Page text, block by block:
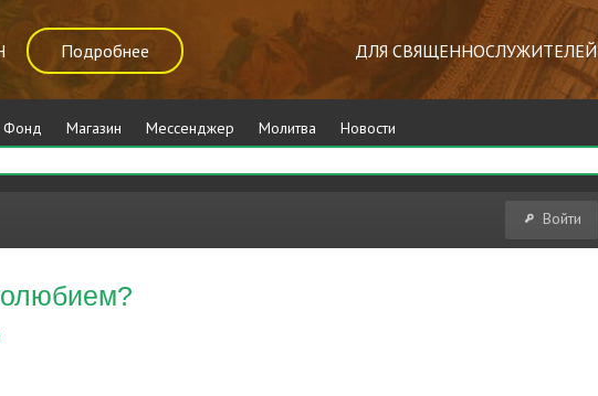
Подробнее ДЛЯ СВЯЩЕННОСЛУЖИТЕЛЕЙ
Фонд Магазин Мессенджер Молитва
Новости
Войти